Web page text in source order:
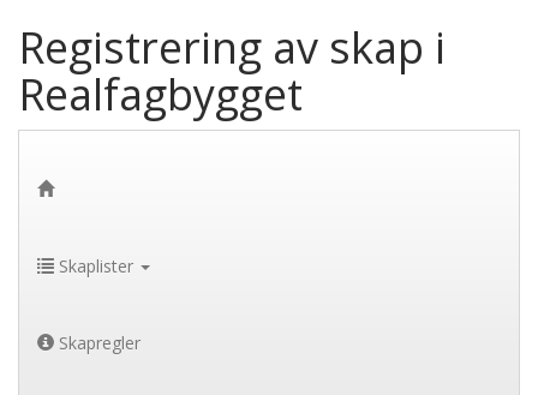
Registrering av skap i
Realfagbygget
Skaplister
Skapregler